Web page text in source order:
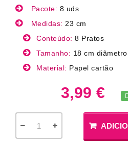
Pacote: 8 uds
Medidas: 23 cm
Conteúdo: 8 Pratos
Tamanho: 18 cm diâmetro
Material: Papel cartão
3,99 €